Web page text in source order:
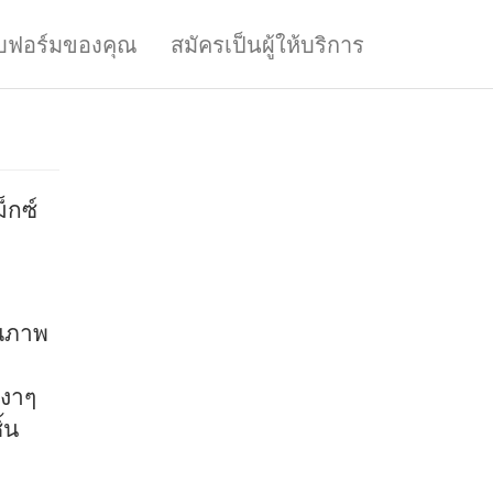
ฟอร์มของคุณ สมัครเป็นผู้ให้บริการ
กซ์
าพ
าๆ